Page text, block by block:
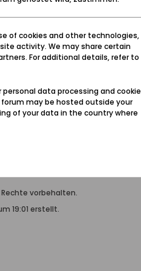
Seite
registriert.
sehen.
Rechte vorbehalten.
19:01 erstellt.
of cookies and other technologies,
activity. We may share certain
For additional details, refer to
data processing and cookie
may be hosted outside your
of your data in the country where